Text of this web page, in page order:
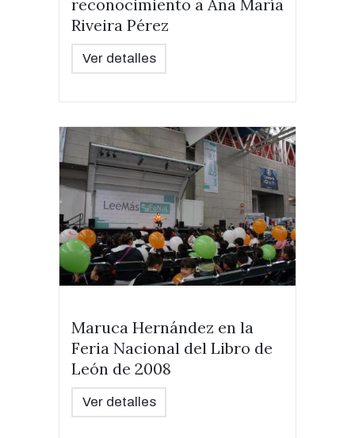
reconocimiento a Ana María
Riveira Pérez
Ver detalles
Maruca Hernández en la
Feria Nacional del Libro de
León de 2008
Ver detalles